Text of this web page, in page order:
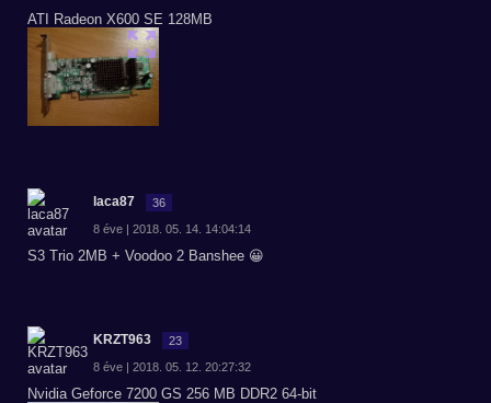
ATI Radeon X600 SE 128MB
laca87 36
8 éve | 2018. 05. 14. 14:04:14
S3 Trio 2MB + Voodoo 2 Banshee 😀
KRZT963 23
8 éve | 2018. 05. 12. 20:27:32
Nvidia Geforce 7200 GS 256 MB DDR2 64-bit